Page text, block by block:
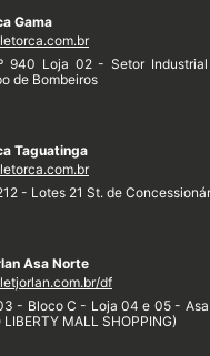
Gama
940 Loja 02 - Setor
de Bombeiros
Taguatinga
- Lotes 21 St. de
Asa Norte
df
- Bloco C - Loja 04 e 05 -
LIBERTY MALL SHOPPING)